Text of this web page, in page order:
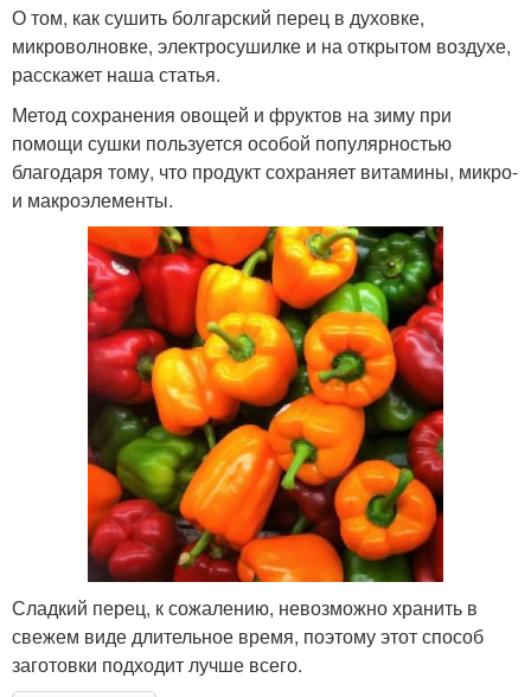
О том, как сушить болгарский перец в духовке,
микроволновке, электросушилке и на открытом воздухе,
расскажет наша статья.
Метод сохранения овощей и фруктов на зиму при
помощи сушки пользуется особой популярностью
благодаря тому, что продукт сохраняет витамины, микро-
и макроэлементы.
Сладкий перец, к сожалению, невозможно хранить в
свежем виде длительное время, поэтому этот способ
заготовки подходит лучше всего.